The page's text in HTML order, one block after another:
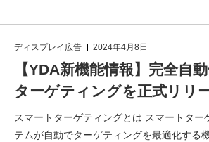
ディスプレイ広告 2024年4月8日
【YDA新機能情報】完全自
ターゲティングを正式リリ
スマートターゲティングとは スマートター
テムが自動でターゲティングを最適化する